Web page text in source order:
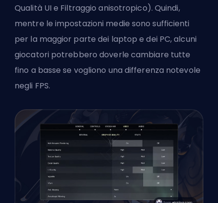
Qualità UI e Filtraggio anisotropico). Quindi,
mentre le impostazioni medie sono sufficienti
per la maggior parte dei laptop e dei PC, alcuni
giocatori potrebbero doverle cambiare tutte
fino a basse se vogliono una differenza notevole
negli FPS.